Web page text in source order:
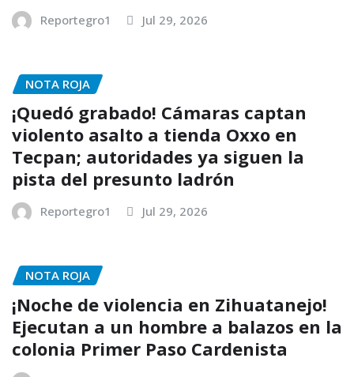
Reportegro1 Jul 29, 2026
NOTA ROJA
¡Quedó grabado! Cámaras captan
violento asalto a tienda Oxxo en
Tecpan; autoridades ya siguen la
pista del presunto ladrón
Reportegro1 Jul 29, 2026
NOTA ROJA
¡Noche de violencia en Zihuatanejo!
Ejecutan a un hombre a balazos en la
colonia Primer Paso Cardenista